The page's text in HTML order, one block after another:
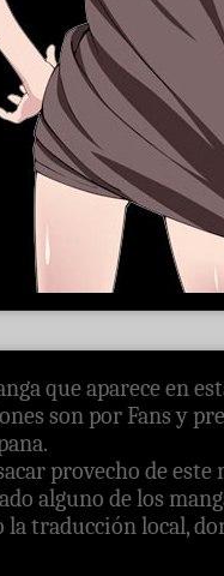
que aparece en
son por Fans y
provecho de este
alguno de los
la traducción local,